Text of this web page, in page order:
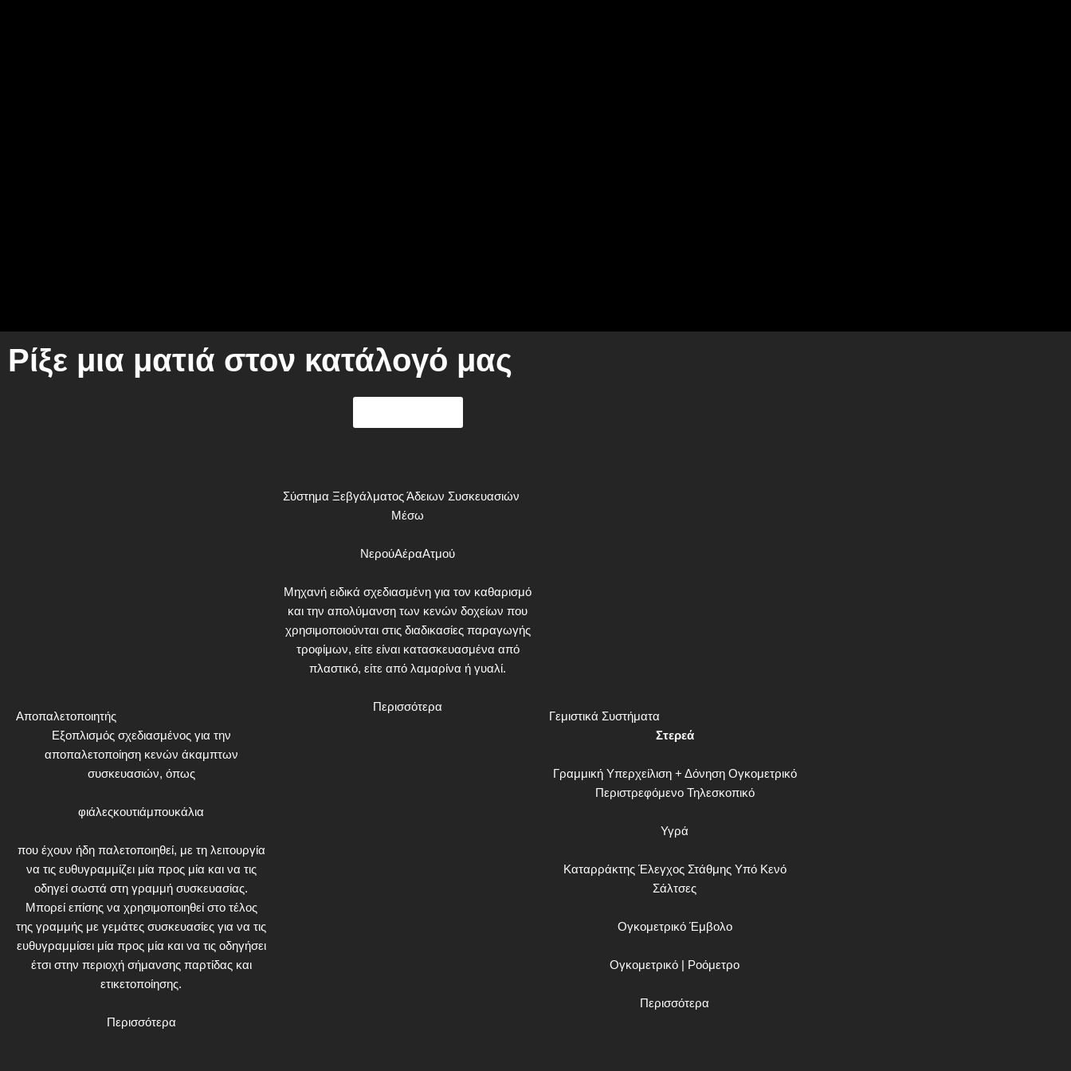
Ρίξε μια ματιά στον κατάλογό μας
Αποπαλετοποιητής
Εξοπλισμός σχεδιασμένος για την
αποπαλετοποίηση κενών άκαμπτων
συσκευασιών, όπως
φιάλεςκουτιάμπουκάλια
που έχουν ήδη παλετοποιηθεί, με τη λειτουργία
να τις ευθυγραμμίζει μία προς μία και να τις
οδηγεί σωστά στη γραμμή συσκευασίας.
Μπορεί επίσης να χρησιμοποιηθεί στο τέλος
της γραμμής με γεμάτες συσκευασίες για να τις
ευθυγραμμίσει μία προς μία και να τις οδηγήσει
έτσι στην περιοχή σήμανσης παρτίδας και
ετικετοποίησης.
Περισσότερα
Σύστημα Ξεβγάλματος Άδειων Συσκευασιών
Μέσω
ΝερούΑέραΑτμού
Μηχανή ειδικά σχεδιασμένη για τον καθαρισμό
και την απολύμανση των κενών δοχείων που
χρησιμοποιούνται στις διαδικασίες παραγωγής
τροφίμων, είτε είναι κατασκευασμένα από
πλαστικό, είτε από λαμαρίνα ή γυαλί.
Περισσότερα
Γεμιστικά Συστήματα
Στερεά
Γραμμική Υπερχείλιση + Δόνηση Ογκομετρικό
Περιστρεφόμενο Τηλεσκοπικό
Υγρά
Καταρράκτης Έλεγχος Στάθμης Υπό Κενό
Σάλτσες
Ογκομετρικό Έμβολο
Ογκομετρικό | Ροόμετρο
Περισσότερα